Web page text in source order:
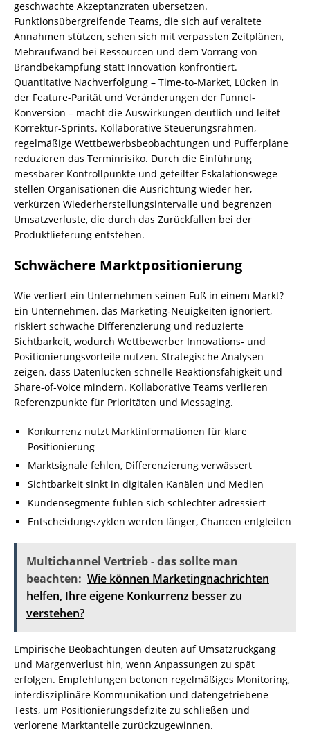
geschwächte Akzeptanzraten übersetzen.
Funktionsübergreifende Teams, die sich auf veraltete
Annahmen stützen, sehen sich mit verpassten Zeitplänen,
Mehraufwand bei Ressourcen und dem Vorrang von
Brandbekämpfung statt Innovation konfrontiert.
Quantitative Nachverfolgung – Time-to-Market, Lücken in
der Feature-Parität und Veränderungen der Funnel-
Konversion – macht die Auswirkungen deutlich und leitet
Korrektur-Sprints. Kollaborative Steuerungsrahmen,
regelmäßige Wettbewerbsbeobachtungen und Pufferpläne
reduzieren das Terminrisiko. Durch die Einführung
messbarer Kontrollpunkte und geteilter Eskalationswege
stellen Organisationen die Ausrichtung wieder her,
verkürzen Wiederherstellungsintervalle und begrenzen
Umsatzverluste, die durch das Zurückfallen bei der
Produktlieferung entstehen.
Schwächere Marktpositionierung
Wie verliert ein Unternehmen seinen Fuß in einem Markt?
Ein Unternehmen, das Marketing‑Neuigkeiten ignoriert,
riskiert schwache Differenzierung und reduzierte
Sichtbarkeit, wodurch Wettbewerber Innovations‑ und
Positionierungsvorteile nutzen. Strategische Analysen
zeigen, dass Datenlücken schnelle Reaktionsfähigkeit und
Share‑of‑Voice mindern. Kollaborative Teams verlieren
Referenzpunkte für Prioritäten und Messaging.
Konkurrenz nutzt Marktinformationen für klare
Positionierung
Marktsignale fehlen, Differenzierung verwässert
Sichtbarkeit sinkt in digitalen Kanälen und Medien
Kundensegmente fühlen sich schlechter adressiert
Entscheidungszyklen werden länger, Chancen entgleiten
Multichannel Vertrieb - das sollte man
beachten: Wie können Marketingnachrichten
helfen, Ihre eigene Konkurrenz besser zu
verstehen?
Empirische Beobachtungen deuten auf Umsatzrückgang
und Margenverlust hin, wenn Anpassungen zu spät
erfolgen. Empfehlungen betonen regelmäßiges Monitoring,
interdisziplinäre Kommunikation und datengetriebene
Tests, um Positionierungsdefizite zu schließen und
verlorene Marktanteile zurückzugewinnen.